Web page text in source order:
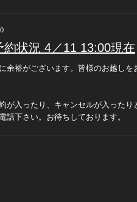
約状況 4／11 13:00現在
余裕がございます。皆様のお越しを
が入ったり、キャンセルが入ったり
話下さい。お待ちしております。